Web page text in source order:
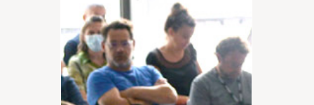
en abordant concrètement les
programmes de soutien à la mobilité
internationale. Mais parler de mobilité
internationale dans le contexte actuel
s’apparente aussi à un terrain miné
d’incertitudes. La crise du COVID et les
enjeux liés à la crise climatique sont en
train de rebattre les cartes de la mobilité
artistique internationale. Ces enjeux sont
de plus en plus prégnants modifient et